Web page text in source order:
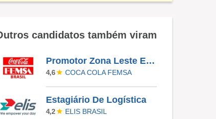
candidatos também viram
Promotor Zona Leste E Zona Sul
4,6 COCA COLA FEMSA
Estagiário De Logística
4,2 ELIS BRASIL